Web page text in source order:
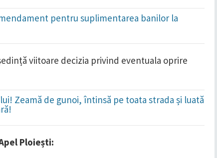
pentru suplimentarea banilor la
viitoare decizia privind eventuala oprire
Zeamă de gunoi, întinsă pe toata strada și luată
Ploiești: